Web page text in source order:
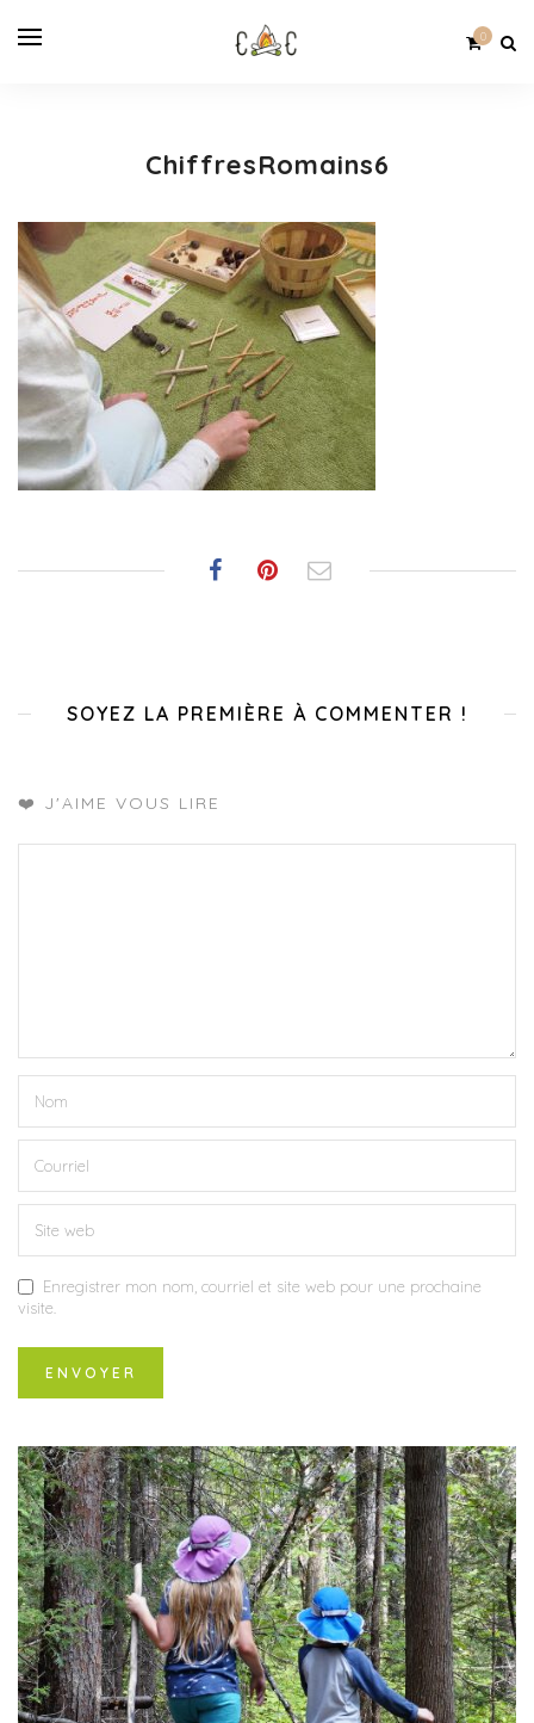
0
ChiffresRomains6
SOYEZ LA PREMIÈRE À COMMENTER !
❤️ J'AIME VOUS LIRE
Enregistrer mon nom, courriel et site web pour une prochaine
visite.